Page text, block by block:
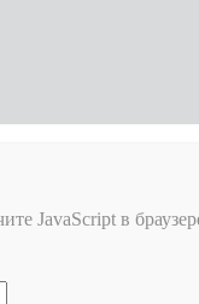
JavaScript в